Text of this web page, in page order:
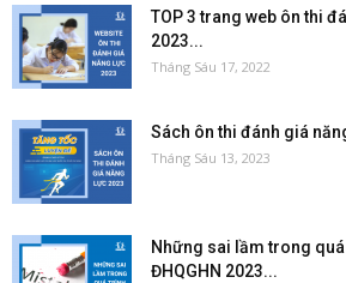
TOP 3 trang web ôn thi
2023...
Tháng Sáu 17, 2022
Sách ôn thi đánh giá
Tháng Sáu 13, 2023
Những sai lầm trong
ĐHQGHN 2023...